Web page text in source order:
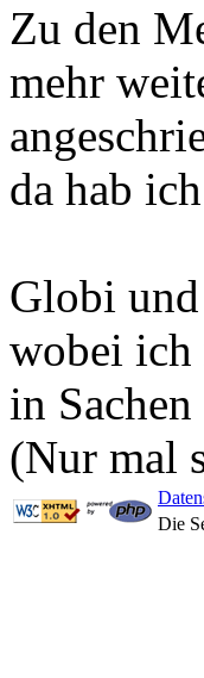
Zu den
mehr
da hab
Globi und
wobei ich
in
(Nur mal
Die